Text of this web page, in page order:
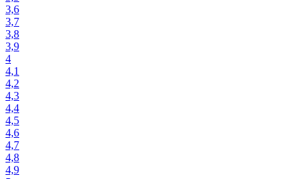
3,6
3,7
3,8
3,9
4
4,1
4,2
4,3
4,4
4,5
4,6
4,7
4,8
4,9